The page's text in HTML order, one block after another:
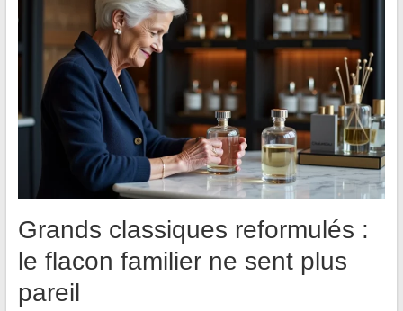
Grands classiques reformulés :
le flacon familier ne sent plus
pareil